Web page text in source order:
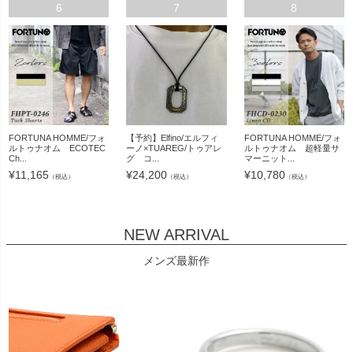
6
FORTUNA HOMME/フォ
ルトゥナオム ECOTEC
Ch...
¥11,165 （税込）
7
【予約】Elfino/エルフィ
ーノ×TUAREG/トゥアレ
グ コ...
¥24,200 （税込）
8
FORTUNA HOMME/フォ
ルトゥナオム 超軽量サ
マーニット...
¥10,780（税込）
NEW ARRIVAL
メンズ最新作